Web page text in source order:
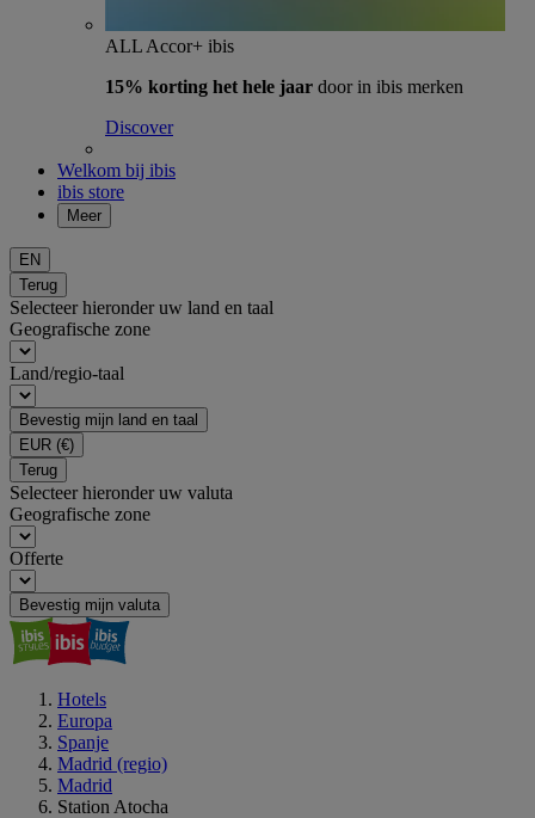
ALL Accor+ ibis
15% korting het hele jaar door in ibis merken
Discover
Welkom bij ibis
ibis store
Meer
EN
Terug
Selecteer hieronder uw land en taal
Geografische zone
Land/regio-taal
Bevestig mijn land en taal
EUR (€)
Terug
Selecteer hieronder uw valuta
Geografische zone
Offerte
Bevestig mijn valuta
Hotels
Europa
Spanje
Madrid (regio)
Madrid
Station Atocha